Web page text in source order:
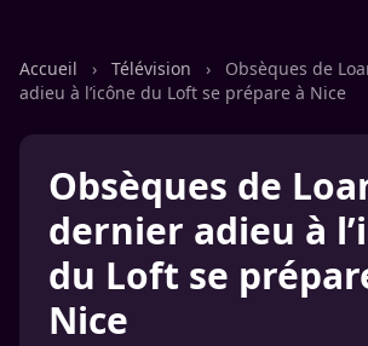
Accueil › Télévision ›
Obsèques de
adieu à l’icône du Loft se prépare à Nice
Obsèques de
dernier adieu à
du Loft se
Nice